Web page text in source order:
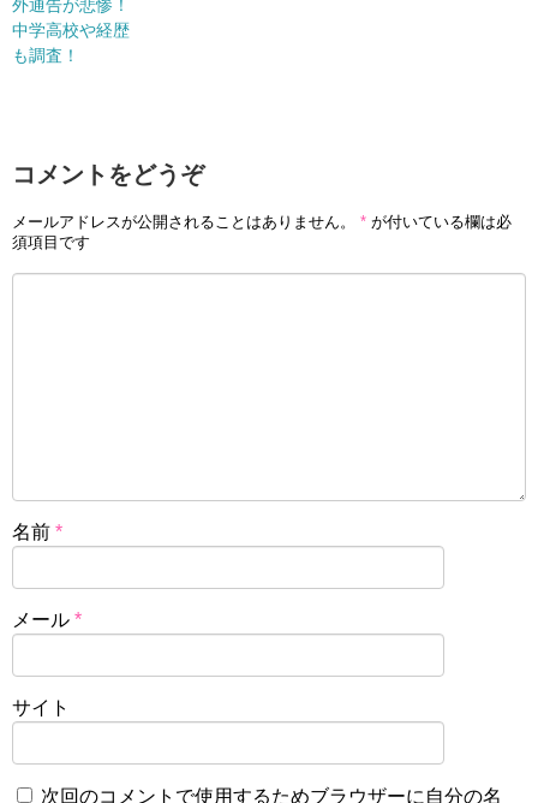
外通告が悲惨！
中学高校や経歴
も調査！
コメントをどうぞ
メールアドレスが公開されることはありません。 * が付いている欄は必
須項目です
名前 *
メール *
サイト
次回のコメントで使用するためブラウザーに自分の名